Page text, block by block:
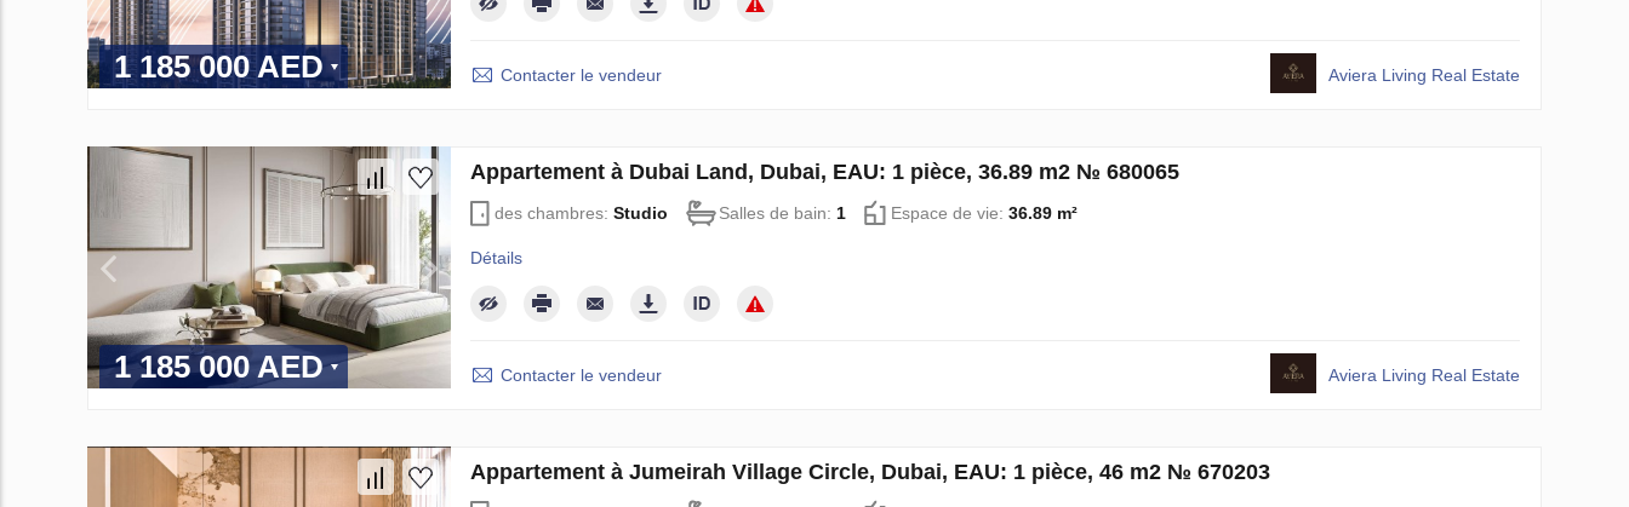
1 185 000 AED Contacter le vendeur Aviera Living Real Estate
1 185 000 AED
Appartement à Dubai Land, Dubai, EAU: 1 pièce, 36.89 m2 № 680065
des chambres: Studio Salles de bain: 1 Espace de vie: 36.89 m²
Détails
Contacter le vendeur Aviera Living Real Estate
Appartement à Jumeirah Village Circle, Dubai, EAU: 1 pièce, 46 m2 № 670203